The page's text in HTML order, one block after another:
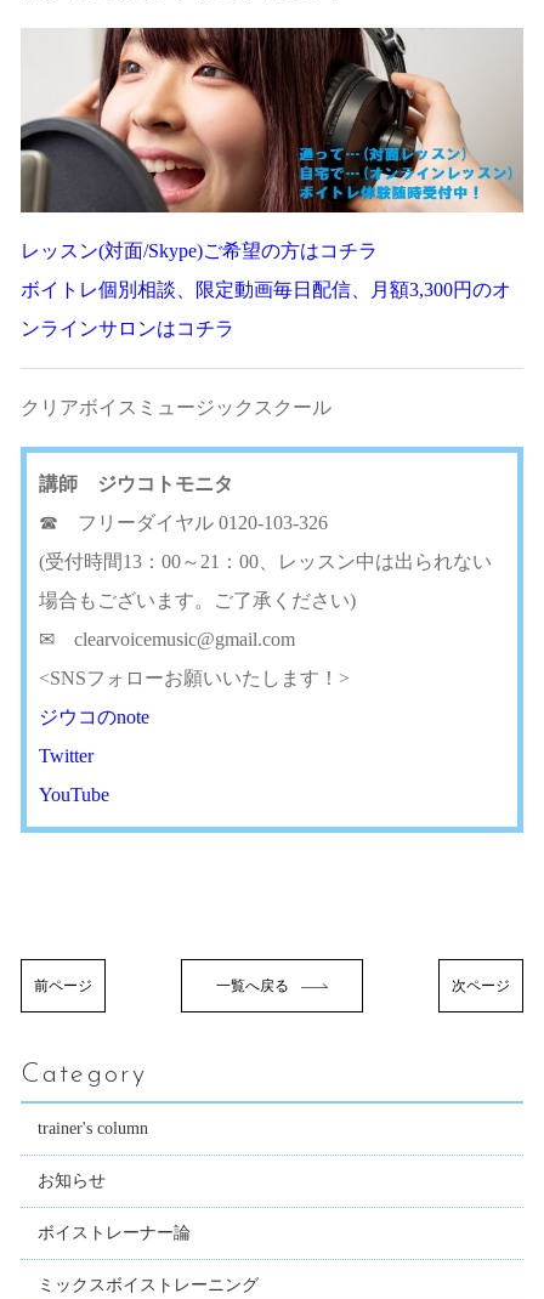
レッスン(対面/Skype)ご希望の方はコチラ
ボイトレ個別相談、限定動画毎日配信、月額3,300円のオ
ンラインサロンはコチラ
クリアボイスミュージックスクール
講師 ジウコトモニタ
☎ フリーダイヤル 0120-103-326
(受付時間13：00～21：00、レッスン中は出られない
場合もございます。ご了承ください)
✉ clearvoicemusic@gmail.com
<SNSフォローお願いいたします！>
ジウコのnote
Twitter
YouTube
前ページ 一覧へ戻る 次ページ
Category
trainer's column
お知らせ
ボイストレーナー論
ミックスボイストレーニング